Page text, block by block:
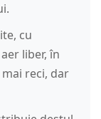
cu
liber, în
reci, dar